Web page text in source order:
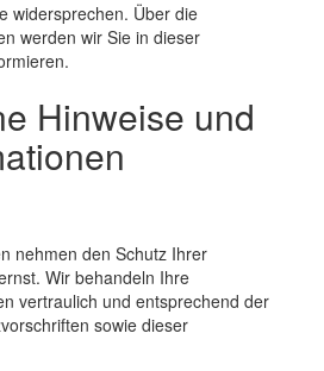
widersprechen. Über die
werden wir Sie in dieser
Hinweise und
nehmen den Schutz Ihrer
Wir behandeln Ihre
vertraulich und entsprechend der
sowie dieser